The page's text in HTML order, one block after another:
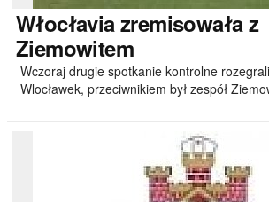
Włocłaviazremisowała z
Ziemowitem
Wczoraj drugie spotkanie kontrolne
Wlocławek, przeciwnikiem był zespół